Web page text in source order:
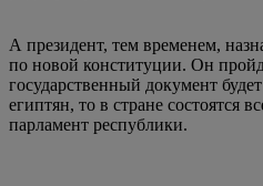
А президент, тем временем,
по новой конституции. Он
государственный документ
египтян, то в стране состоятся
парламент республики.